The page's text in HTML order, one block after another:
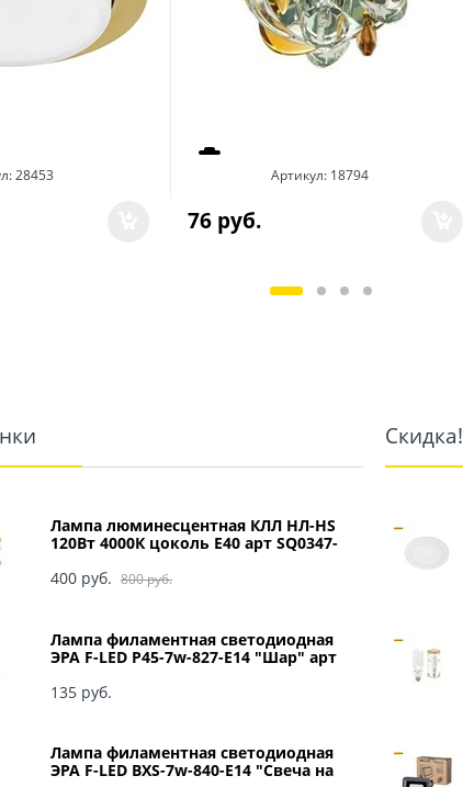
28453 Артикул: 18794
76 руб.
Лампа люминесцентная КЛЛ НЛ-HS
120Вт 4000К цоколь Е40 арт SQ0347-
800 руб.
400 руб.
Лампа филаментная светодиодная
ЭРА F-LED P45-7w-827-E14 "Шар" арт
135 руб.
Лампа филаментная светодиодная
ЭРА F-LED BXS-7w-840-E14 "Свеча на
Скидка!